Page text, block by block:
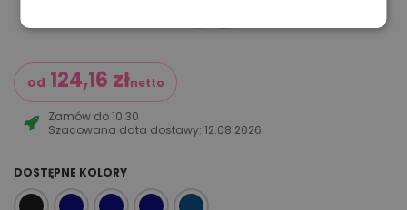
od 124,16 złnetto
Zamów do10:30
Szacowana data dostawy:12.08.2026
DOSTĘPNE KOLORY